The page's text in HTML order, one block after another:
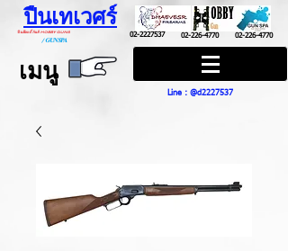
ปืนเทเวศร์
ปืนฮ๊อบบี้ กันส์ HOBBY GUNS
/GUN SPA
02-2227537 02-226-4770 02-226-4770
เมนู
Line : @d2227537